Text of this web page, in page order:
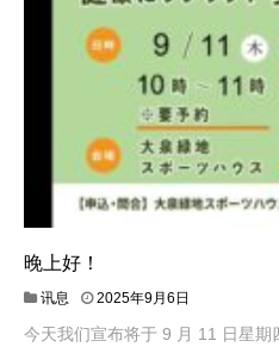
晚上好！
讯息 2025年9月6日
今天我们宣布将于 9 月 11 日星期